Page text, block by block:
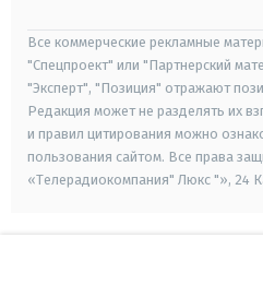
Все коммерческие рекламные
"Спецпроект" или "Партнерский
"Эксперт", "Позиция" отражают
Редакция может не разделять их
и правил цитирования можно
пользования сайтом. Все права
«Телерадиокомпания" Люкс "», 24